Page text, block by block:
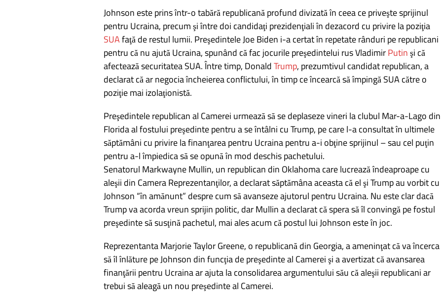
Johnson este prins într-o tabără republicană profund divizată în ceea ce priveşte sprijinul
pentru Ucraina, precum şi între doi candidaţi prezidenţiali în dezacord cu privire la poziţia
SUAfaţă de restul lumii. Preşedintele Joe Biden i-a certat în repetate rânduri pe republicani
pentru că nu ajută Ucraina, spunând că fac jocurile preşedintelui rus VladimirPutinşi că
afectează securitatea SUA. Între timp, DonaldTrump, prezumtivul candidat republican, a
declarat că ar negocia încheierea conflictului, în timp ce încearcă să împingă SUA către o
poziţie mai izolaţionistă.
Preşedintele republican al Camerei urmează să se deplaseze vineri la clubul Mar-a-Lago din
Florida al fostului preşedinte pentru a se întâlni cu Trump, pe care l-a consultat în ultimele
săptămâni cu privire la finanţarea pentru Ucraina pentru a-i obţine sprijinul – sau cel puţin
pentru a-l împiedica să se opună în mod deschis pachetului.
Senatorul Markwayne Mullin, un republican din Oklahoma care lucrează îndeaproape cu
aleşii din Camera Reprezentanţilor, a declarat săptămâna aceasta că el şi Trump au vorbit cu
Johnson “în amănunt” despre cum să avanseze ajutorul pentru Ucraina. Nu este clar dacă
Trump va acorda vreun sprijin politic, dar Mullin a declarat că spera să îl convingă pe fostul
preşedinte să susţină pachetul, mai ales acum că postul lui Johnson este în joc.
Reprezentanta Marjorie Taylor Greene, o republicană din Georgia, a ameninţat că va încerca
să îl înlăture pe Johnson din funcţia de preşedinte al Camerei şi a avertizat că avansarea
finanţării pentru Ucraina ar ajuta la consolidarea argumentului său că aleşii republicani ar
trebui să aleagă un nou preşedinte al Camerei.